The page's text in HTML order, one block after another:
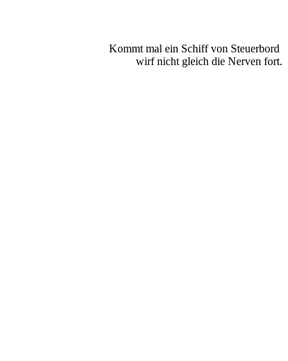
Kommt mal ein Schiff von Steuerbord
wirf nicht gleich die Nerven fort.